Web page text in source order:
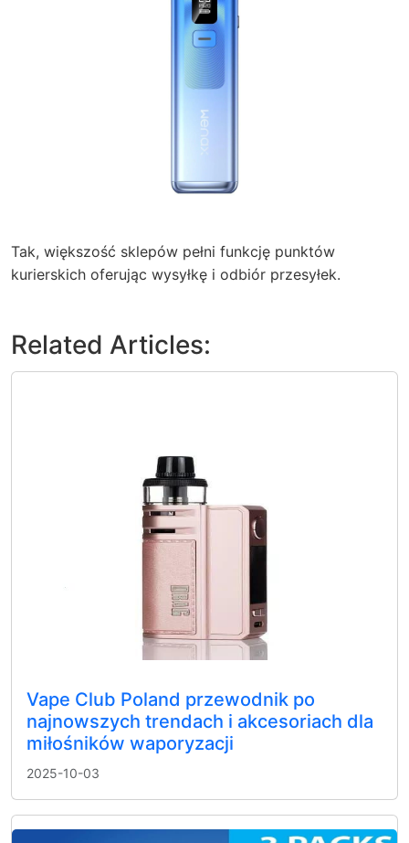
Tak, większość sklepów pełni funkcję punktów
kurierskich oferując wysyłkę i odbiór przesyłek.
Related Articles:
Vape Club Poland przewodnik po
najnowszych trendach i akcesoriach dla
miłośników waporyzacji
2025-10-03